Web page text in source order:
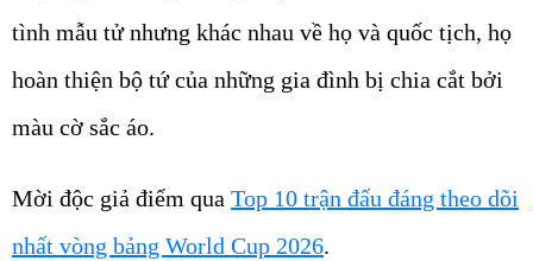
tình mẫu tử nhưng khác nhau về họ và quốc tịch, họ
hoàn thiện bộ tứ của những gia đình bị chia cắt bởi
màu cờ sắc áo.
Mời độc giả điểm qua Top 10 trận đấu đáng theo dõi
nhất vòng bảng World Cup 2026.